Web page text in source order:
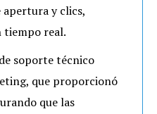
apertura y clics,
tiempo real.
soporte técnico
que proporcionó
que las